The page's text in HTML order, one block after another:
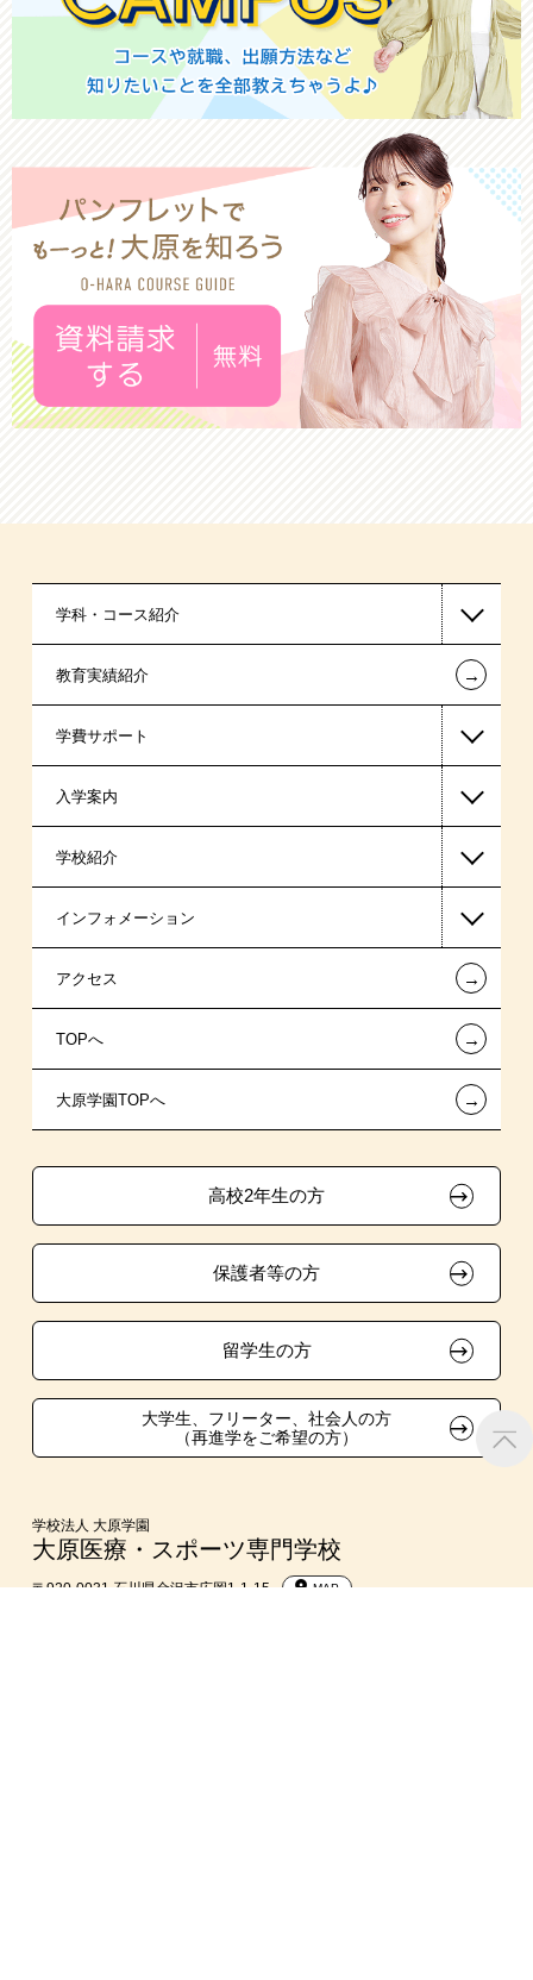
学科・コース紹介
医療事務系
スポーツ・トレーナー系
東京経営大学 学士取得コース
教育実績紹介 ←
学費サポート
高等教育の修学支援新制度
日本学生支援機構の奨学金
日本政策金融公庫（国の教育ローン）
提携教育ローン
試験による特待生制度
取得資格による特待生制度
スポーツクラブ特待生制度
入学案内
一般入学
AO入学制度
特別推薦入学
推薦入学
ボランティア・クラブ・
生徒会活動推薦入学
学費
入学前のお勧め学習システム
東京経営大学への3年次編入学
大学・短大・公務員併願制度
学校紹介
在校生からあなたへ
夢を叶えた先輩たち
施設・研修所
学生寮・マンションのご案内
大原学園グループ案内
インフォメーション
お知らせ・新着情報
在校生へのお知らせ
各種証明書の発行ご希望の方
採用ご担当の方
アクセス ←
TOPへ ←
大原学園TOPへ ←
高校2年生の方
保護者等の方
留学生の方
大学生、フリーター、社会人の方
（再進学をご希望の方）
学校法人 大原学園
大原医療・スポーツ専門学校
〒920-0031 石川県金沢市広岡1-1-15 MAP